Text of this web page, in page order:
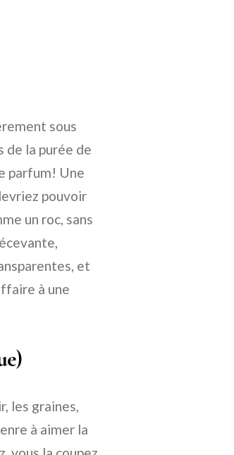
sous
de la purée de
parfum! Une
pouvoir
un roc, sans
et
à une
les graines,
à aimer la